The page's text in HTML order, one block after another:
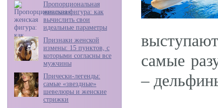
Пропорциональная
женская фигура: как
вычислить свои
идеальные параметры
Признаки женской
измены: 15 пунктов, с
которыми согласны все
мужчины
Прически-легенды:
самые «звездные»
шевелюры и женские
стрижки
самые
–